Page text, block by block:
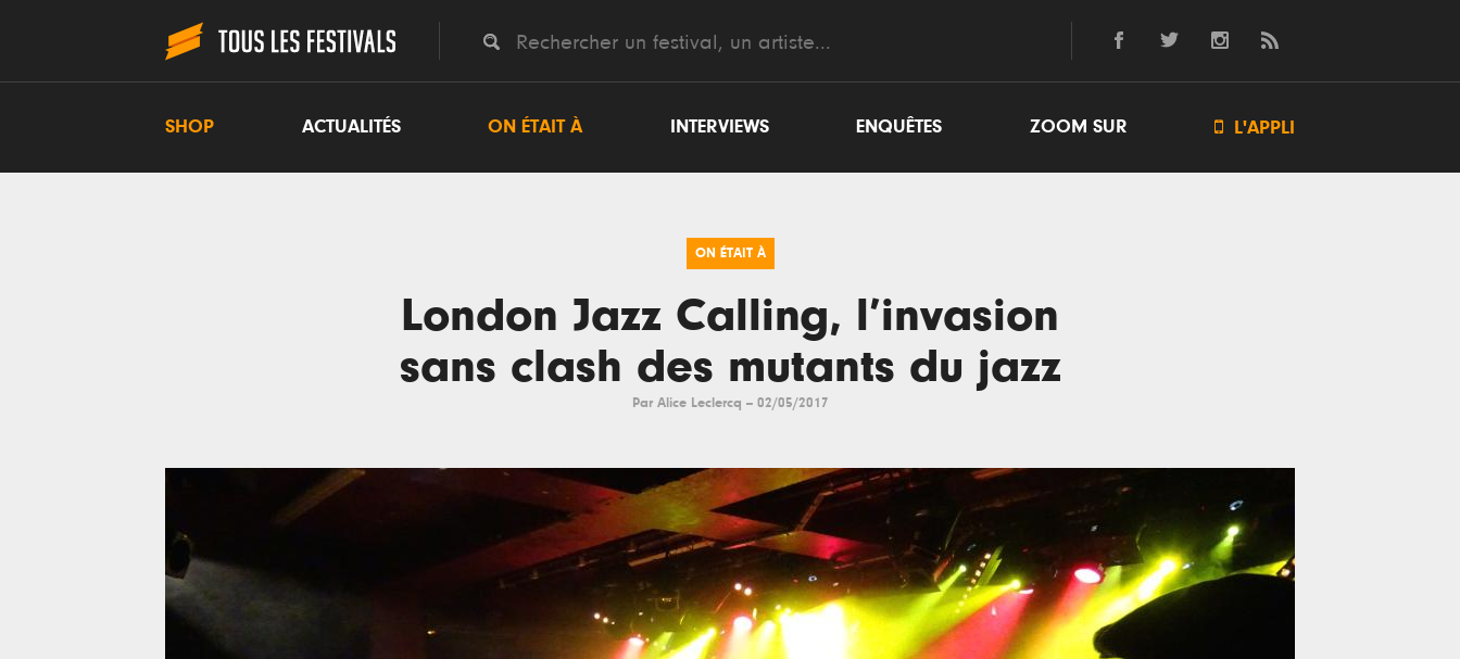
SHOP ACTUALITÉS ON ÉTAIT À INTERVIEWS ENQUÊTES ZOOM SUR  L'APPLI
ON ÉTAIT À
London Jazz Calling, l’invasion
sans clash des mutants du jazz
Par Alice Leclercq -- 02/05/2017